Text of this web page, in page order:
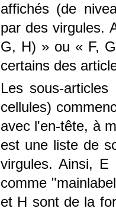
affichés (de
par des virgules.
G, H) » ou « F,
certains des
Les sous-
cellules)
avec l'en-tête, à
est une liste de
virgules. Ainsi,
comme
et H sont de la